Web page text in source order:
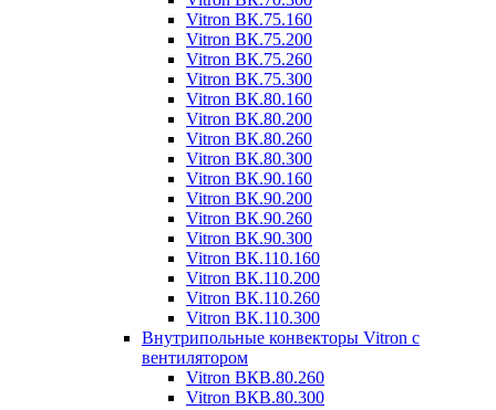
Vitron ВК.75.160
Vitron ВК.75.200
Vitron ВК.75.260
Vitron ВК.75.300
Vitron ВК.80.160
Vitron ВК.80.200
Vitron ВК.80.260
Vitron ВК.80.300
Vitron ВК.90.160
Vitron ВК.90.200
Vitron ВК.90.260
Vitron ВК.90.300
Vitron ВК.110.160
Vitron ВК.110.200
Vitron ВК.110.260
Vitron ВК.110.300
Внутрипольные конвекторы Vitron с
вентилятором
Vitron ВКВ.80.260
Vitron ВКВ.80.300